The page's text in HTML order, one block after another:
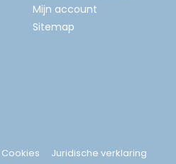
Mijn account
Sitemap
Cookies Juridische verklaring